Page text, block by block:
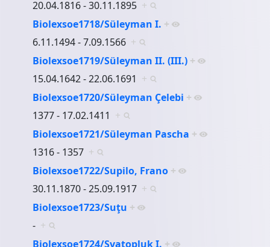
20.04.1816 - 30.11.1895 +
Biolexsoe1718/Süleyman I. +
6.11.1494 - 7.09.1566 +
Biolexsoe1719/Süleyman II. (III.) +
15.04.1642 - 22.06.1691 +
Biolexsoe1720/Süleyman Çelebi +
1377 - 17.02.1411 +
Biolexsoe1721/Süleyman Pascha +
1316 - 1357 +
Biolexsoe1722/Supilo, Frano +
30.11.1870 - 25.09.1917 +
Biolexsoe1723/Suţu +
- +
Biolexsoe1724/Svatopluk I. +